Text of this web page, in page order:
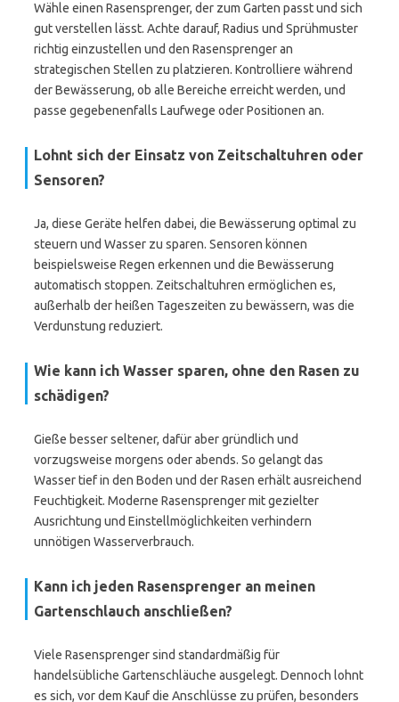
Wähle einen Rasensprenger, der zum Garten passt und sich
gut verstellen lässt. Achte darauf, Radius und Sprühmuster
richtig einzustellen und den Rasensprenger an
strategischen Stellen zu platzieren. Kontrolliere während
der Bewässerung, ob alle Bereiche erreicht werden, und
passe gegebenenfalls Laufwege oder Positionen an.
Lohnt sich der Einsatz von Zeitschaltuhren oder
Sensoren?
Ja, diese Geräte helfen dabei, die Bewässerung optimal zu
steuern und Wasser zu sparen. Sensoren können
beispielsweise Regen erkennen und die Bewässerung
automatisch stoppen. Zeitschaltuhren ermöglichen es,
außerhalb der heißen Tageszeiten zu bewässern, was die
Verdunstung reduziert.
Wie kann ich Wasser sparen, ohne den Rasen zu
schädigen?
Gieße besser seltener, dafür aber gründlich und
vorzugsweise morgens oder abends. So gelangt das
Wasser tief in den Boden und der Rasen erhält ausreichend
Feuchtigkeit. Moderne Rasensprenger mit gezielter
Ausrichtung und Einstellmöglichkeiten verhindern
unnötigen Wasserverbrauch.
Kann ich jeden Rasensprenger an meinen
Gartenschlauch anschließen?
Viele Rasensprenger sind standardmäßig für
handelsübliche Gartenschläuche ausgelegt. Dennoch lohnt
es sich, vor dem Kauf die Anschlüsse zu prüfen, besonders